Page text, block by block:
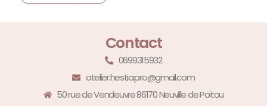
Contact
0699315932
atelier.hestia.pro@gmail.com
50 rue de Vendeuvre 86170 Neuville de Poitou